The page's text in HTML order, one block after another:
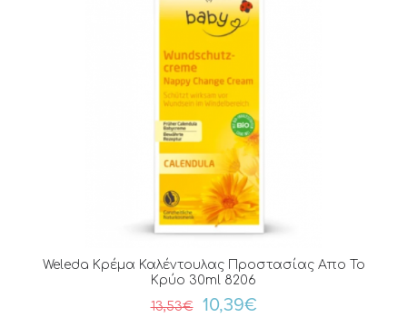
Weleda Κρέμα Καλέντουλας Προστασίας Απο Το
Κρύο 30ml 8206
13,53€
10,39€